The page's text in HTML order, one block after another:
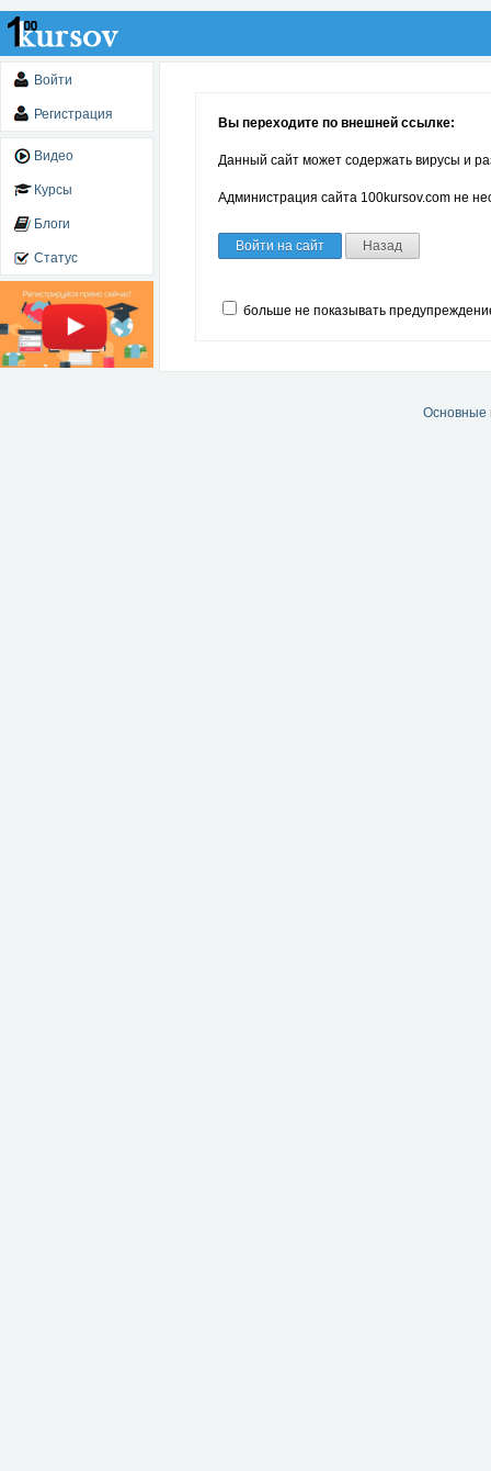
Войти
Регистрация
Видео
Курсы
Блоги
Статус
Вы переходите по внешней ссылке:
Данный сайт может содержать вирусы и
Администрация сайта 100kursov.com не
Войти на сайт Назад
больше не показывать
Основные